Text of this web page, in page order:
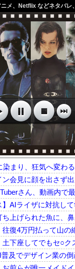
メ、Netflix などネタバ
染まり、狂気へ変わる
ン会見に顔を出さず
さん、動画内で
】AIライザに対抗し
ち上げられた魚に、
往復4万円払って山の
土下座してでもセ○
普及でデザイン業の